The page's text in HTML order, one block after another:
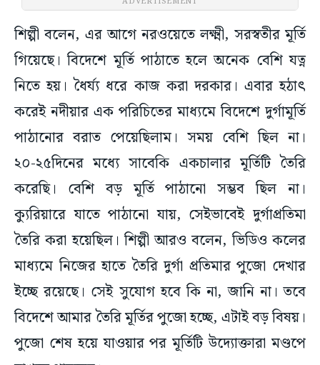
শিল্পী বলেন, এর আগে নরওয়েতে লক্ষ্মী, সরস্বতীর মূর্তি
গিয়েছে। বিদেশে মূর্তি পাঠাতে হলে অনেক বেশি যত্ন
নিতে হয়। ধৈর্য্য ধরে কাজ করা দরকার। এবার হঠাৎ
করেই নদীয়ার এক পরিচিতের মাধ্যমে বিদেশে দুর্গামূর্তি
পাঠানোর বরাত পেয়েছিলাম। সময় বেশি ছিল না।
২০-২৫দিনের মধ্যে সাবেকি একচালার মূর্তিটি তৈরি
করেছি। বেশি বড় মূর্তি পাঠানো সম্ভব ছিল না।
ক্যুরিয়ারে যাতে পাঠানো যায়, সেইভাবেই দুর্গাপ্রতিমা
তৈরি করা হয়েছিল। শিল্পী আরও বলেন, ভিডিও কলের
মাধ্যমে নিজের হাতে তৈরি দুর্গা প্রতিমার পুজো দেখার
ইচ্ছে রয়েছে। সেই সুযোগ হবে কি না, জানি না। তবে
বিদেশে আমার তৈরি মূর্তির পুজো হচ্ছে, এটাই বড় বিষয়।
পুজো শেষ হয়ে যাওয়ার পর মূর্তিটি উদ্যোক্তারা মণ্ডপে